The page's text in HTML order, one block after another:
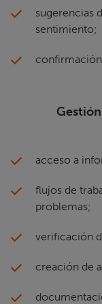
sugerencias
sentimiento;
acceso a
flujos de
problemas;
verificación
creación de